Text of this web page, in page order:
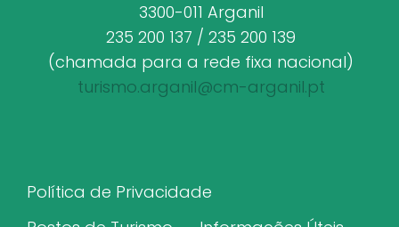
3300-011 Arganil
235 200 137 / 235 200 139
(chamada para a rede fixa nacional)
turismo.arganil@cm-arganil.pt
Política de Privacidade